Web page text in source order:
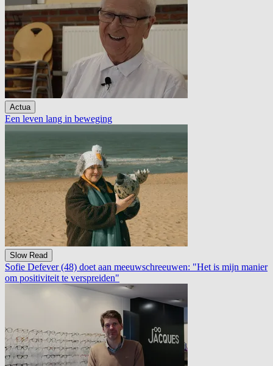
Actua
Een leven lang in beweging
Slow Read
Sofie Defever (48) doet aan meeuwschreeuwen: "Het is mijn manier
om positiviteit te verspreiden"